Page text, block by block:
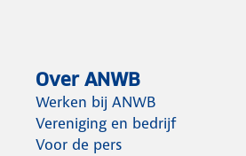
Over ANWB
Werken bij ANWB
Vereniging en bedrijf
Voor de pers